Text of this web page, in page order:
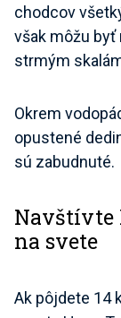
chodcov
však môžu byť
strmým
Okrem
opustené
sú zabudnuté.
Navštívte
na svete
Ak pôjdete 14